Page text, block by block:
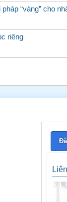
“vàng” cho
riêng